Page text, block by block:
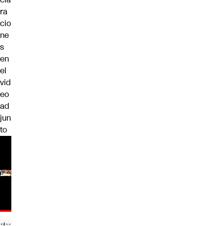
ra
cio
ne
s
en
el
vid
eo
ad
jun
to